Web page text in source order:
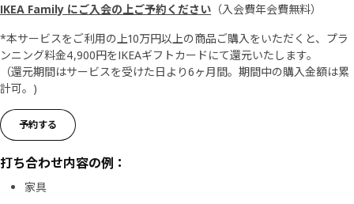
IKEA Family にご入会の上ご予約ください （入会費年会費無料）
*本サービスをご利用の上10万円以上の商品ご購入をいただくと、プラ
ンニング料金4,900円をIKEAギフトカードにて還元いたします。
（還元期間はサービスを受けた日より6ヶ月間。期間中の購入金額は累
計可。)
予約する
打ち合わせ内容の例：
家具